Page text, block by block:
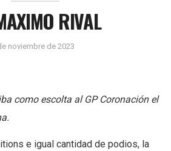
RIVAL
noviembre de 2023
como escolta al GP Coronación el
e igual cantidad de podios, la